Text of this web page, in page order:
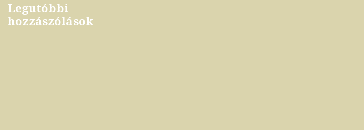
Legutóbbi
hozzászólások